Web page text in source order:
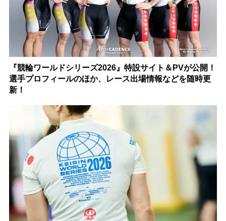
『競輪ワールドシリーズ2026』特設サイト＆PVが公開！
選手プロフィールのほか、レース出場情報などを随時更
新！